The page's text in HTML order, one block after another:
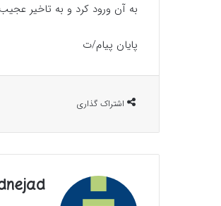
به آن ورود کرد و به تاخیر
پایان پیام/ت
اشتراک گذاری